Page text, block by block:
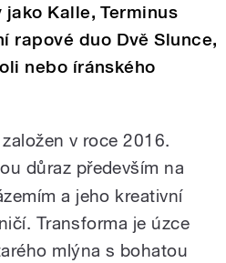
Kalle, Terminus
rapové duo Dvě Slunce,
nebo íránského
v roce 2016.
důraz především na
a jeho kreativní
Transforma je úzce
mlýna s bohatou